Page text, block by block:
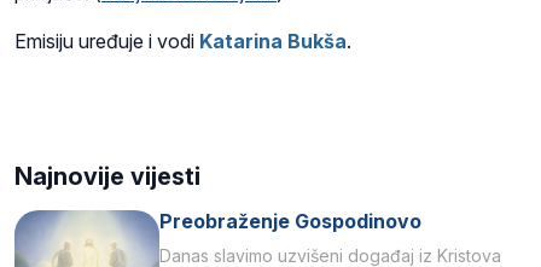
Emisiju uređuje i vodi Katarina Bukša.
Najnovije vijesti
Preobraženje Gospodinovo
Danas slavimo uzvišeni događaj iz Kristova